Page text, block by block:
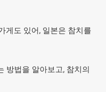
게도 있어, 일본은 참치를
방법을 알아보고, 참치의